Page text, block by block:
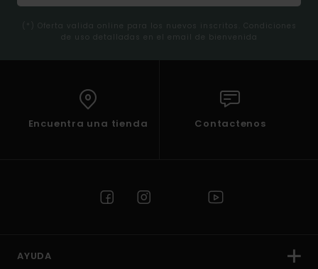
(*) Oferta valida online para los nuevos inscritos. Condiciones
de uso detalladas en el email de bienvenida
Encuentra una tienda Contactenos
AYUDA